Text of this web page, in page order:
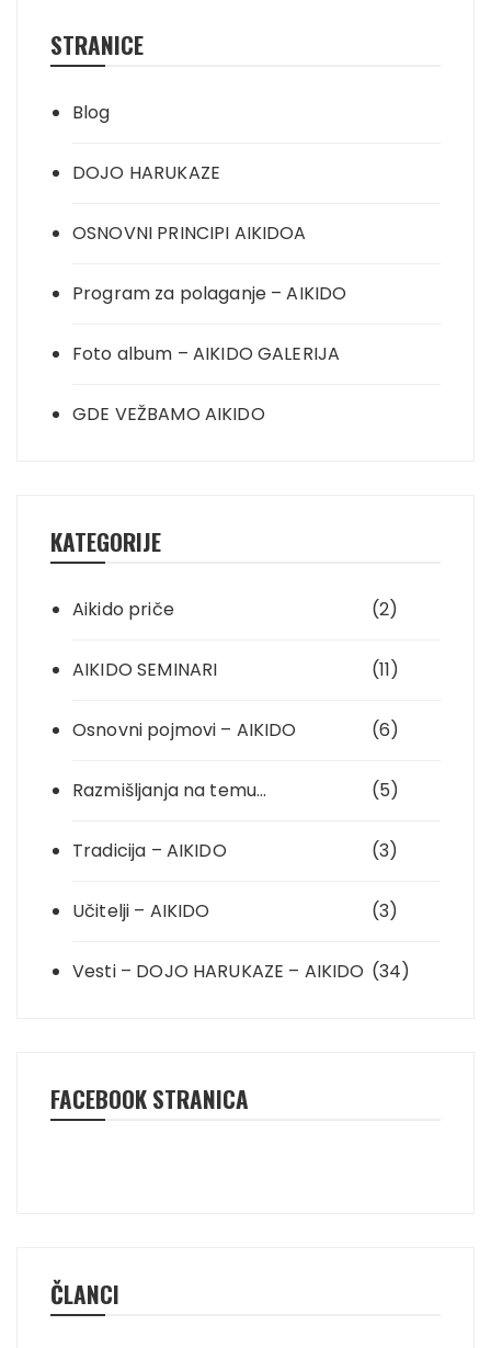
STRANICE
Blog
DOJO HARUKAZE
OSNOVNI PRINCIPI AIKIDOA
Program za polaganje – AIKIDO
Foto album – AIKIDO GALERIJA
GDE VEŽBAMO AIKIDO
KATEGORIJE
Aikido priče (2)
AIKIDO SEMINARI (11)
Osnovni pojmovi – AIKIDO (6)
Razmišljanja na temu… (5)
Tradicija – AIKIDO (3)
Učitelji – AIKIDO (3)
Vesti – DOJO HARUKAZE – AIKIDO (34)
FACEBOOK STRANICA
ČLANCI